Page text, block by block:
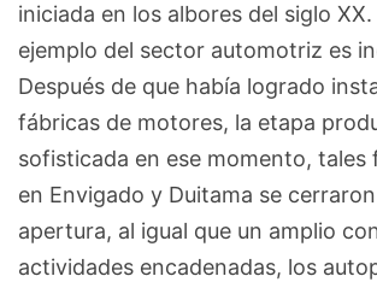
iniciada en los albores del siglo XX.
ejemplo del sector automotriz es
Después de que había logrado
fábricas de motores, la etapa
sofisticada en ese momento, tales
en Envigado y Duitama se
apertura, al igual que un amplio
actividades encadenadas, los